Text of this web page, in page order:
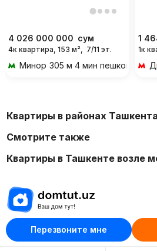
Перезвоните мне
4 026 000 000 сум
4к квартира, 153 м², 7/11 эт.
Минор 305 м 4 мин пешком
1
1к
Квартиры в районах Ташкента
Смотрите также
Квартиры в Ташкенте возле
Отдел рекламы